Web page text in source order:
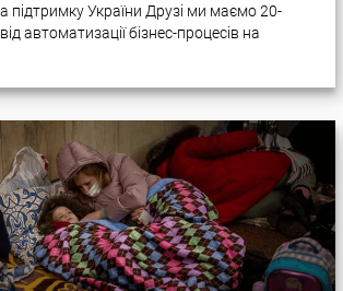
підтримку України Друзі ми маємо 20-
автоматизації бізнес-процесів на